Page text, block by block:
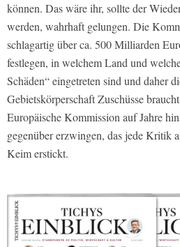
können. Das wäre ihr, sollte der
werden, wahrhaft gelungen. Die
schlagartig über ca. 500 Milliarden
festlegen, in welchem Land und
Schäden“ eingetreten sind und daher
Gebietskörperschaft Zuschüsse
Europäische Kommission auf Jahre
gegenüber erzwingen, das jede Kritik
Keim erstickt.